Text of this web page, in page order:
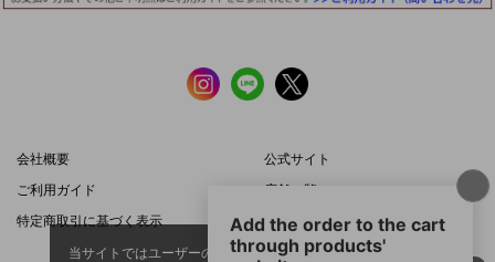
会社概要
公式サイト
ご利用ガイド
店舗一覧
特定商取引に基づく表示
プライバシーポリシー
当サイトではユーザーの利便性向